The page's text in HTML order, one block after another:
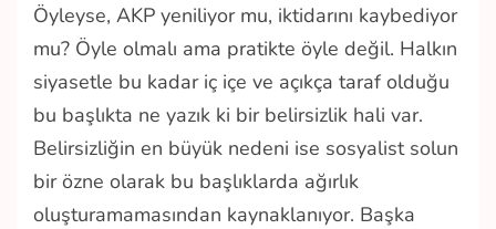
Öyleyse, AKP yeniliyor mu, iktidarını kaybediyor
mu? Öyle olmalı ama pratikte öyle değil. Halkın
siyasetle bu kadar iç içe ve açıkça taraf olduğu
bu başlıkta ne yazık ki bir belirsizlik hali var.
Belirsizliğin en büyük nedeni ise sosyalist solun
bir özne olarak bu başlıklarda ağırlık
oluşturamamasından kaynaklanıyor. Başka